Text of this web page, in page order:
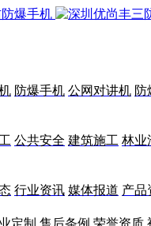
防爆手机 公网对讲机 防
公共安全 建筑施工 林业
行业资讯 媒体报道 产品
定制 售后条例 荣誉资质